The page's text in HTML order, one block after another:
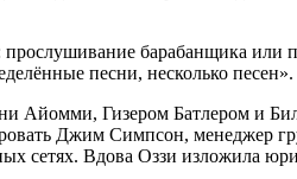
барабанщика или
песни, несколько песен».
Айомми, Гизером Батлером и
Джим Симпсон, менеджер
сетях. Вдова Оззи изложила